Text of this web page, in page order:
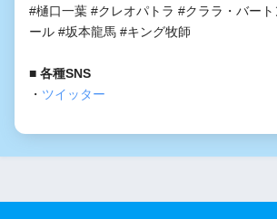
#樋口一葉 #クレオパトラ #クララ・バー
ール #坂本龍馬 #キング牧師
■ 各種SNS
・ ツイッター